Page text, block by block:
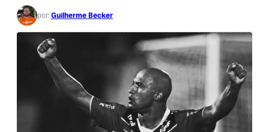
por: Guilherme Becker